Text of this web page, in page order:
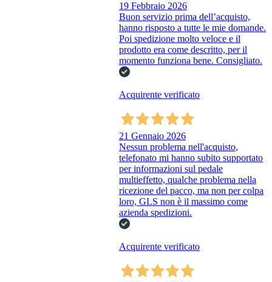
19 Febbraio 2026
Buon servizio prima dell’acquisto,
hanno risposto a tutte le mie domande.
Poi spedizione molto veloce e il
prodotto era come descritto, per il
momento funziona bene. Consigliato.
Acquirente verificato
21 Gennaio 2026
Nessun problema nell'acquisto,
telefonato mi hanno subito supportato
per informazioni sul pedale
multieffetto, qualche problema nella
ricezione del pacco, ma non per colpa
loro, GLS non è il massimo come
azienda spedizioni.
Acquirente verificato